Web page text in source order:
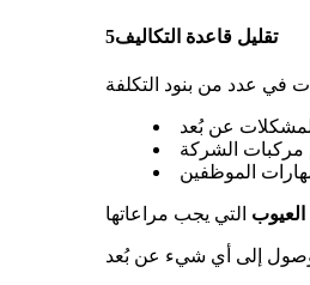
5تقليل قاعدة التكاليف
العيوب